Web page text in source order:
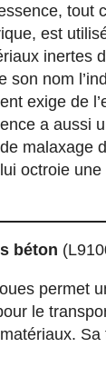
tout
est
inertes
son nom
exige de
a aussi
malaxage
octroie une
béton
permet
le
Sa